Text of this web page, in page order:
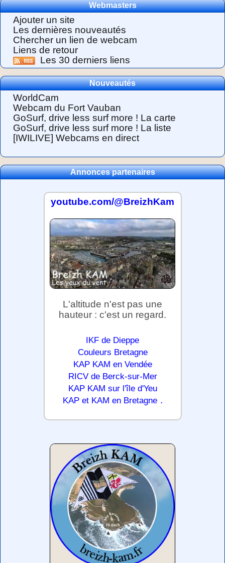
Webmasters
Ajouter un site
Les dernières nouveautés
Chercher un lien de webcam
Liens de retour
Les 30 derniers liens
Nouveautés
WorldCam
Webcam du Fort Vauban
GoSurf, drive less surf more ! La carte
GoSurf, drive less surf more ! La liste
[IWILIVE] Webcams en direct
Annonces partenaires
youtube.com/@BreizhKam
L'altitude n'est pas une
hauteur : c'est un regard.
IKF de Dieppe
Couleurs Bretagne
KAP KAM en Vendée
RICV de Berck-sur-Mer
KAP KAM sur l'île d'Yeu
KAP et KAM en Bretagne .